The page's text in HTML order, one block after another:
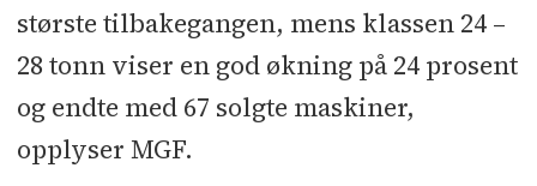
største tilbakegangen, mens klassen 24 –
28 tonn viser en god økning på 24 prosent
og endte med 67 solgte maskiner,
opplyser MGF.